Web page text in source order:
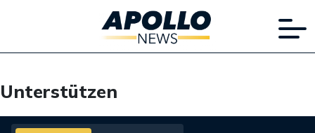
Unterstützen